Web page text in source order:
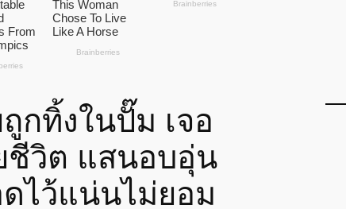
กทิ้งในปั๊ม เจอ
ชีวิต แสนอบอุ่น
ดไว้แน่นไม่ยอม